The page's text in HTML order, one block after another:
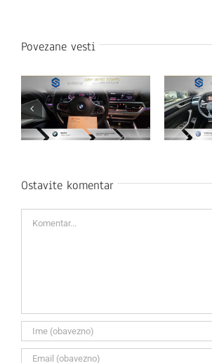
Povezane vesti
Ostavite komentar